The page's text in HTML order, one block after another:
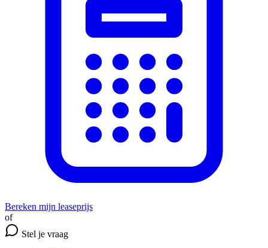
Bereken mijn leaseprijs
of
Stel je vraag